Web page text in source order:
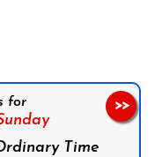
for
Time
>>